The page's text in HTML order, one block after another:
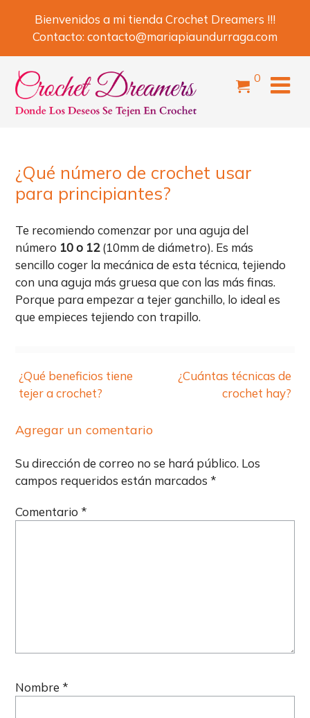
content
Bienvenidos a mi tienda Crochet Dreamers !!!
Contacto:contacto@mariapiaundurraga.com
0items
¿Qué número de crochet usar
para principiantes?
Te recomiendo comenzar por una aguja del
número 10 o 12(10mm de diámetro). Es más
sencillo coger la mecánica de esta técnica, tejiendo
con una aguja más gruesa que con las más finas.
Porque para empezar a tejer ganchillo, lo ideal es
que empieces tejiendo con trapillo.
de
entradas
¿Qué beneficios tiene
tejer a crochet?
¿Cuántas técnicas de
crochet hay?
Agregar un comentario
Su dirección de correo no se hará público. Los
campos requeridos están marcados *
Comentario *
Nombre *